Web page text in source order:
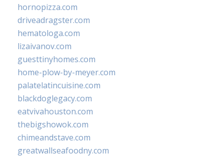
hornopizza.com
driveadragster.com
hematologa.com
lizaivanov.com
guesttinyhomes.com
home-plow-by-meyer.com
palatelatincuisine.com
blackdoglegacy.com
eatvivahouston.com
thebigshowok.com
chimeandstave.com
greatwallseafoodny.com